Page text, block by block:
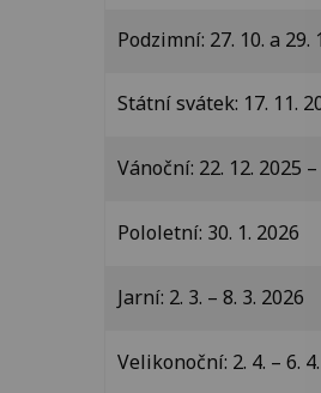
Podzimní: 27. 10. a 29.
Státní svátek: 17. 11.
Vánoční: 22. 12. 2025 –
Pololetní: 30. 1. 2026
Jarní: 2. 3. – 8. 3. 2026
Velikonoční: 2. 4. – 6.